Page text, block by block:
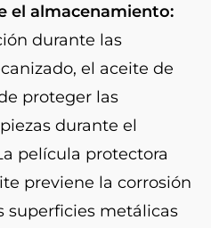
el almacenamiento:
durante las
el aceite de
proteger las
durante el
película protectora
previene la corrosión
superficies metálicas